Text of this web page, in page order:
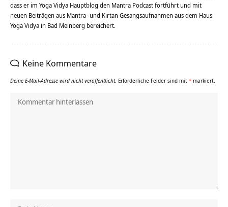
dass er im Yoga Vidya Hauptblog den Mantra Podcast fortführt und mit
neuen Beiträgen aus Mantra- und Kirtan Gesangsaufnahmen aus dem Haus
Yoga Vidya in Bad Meinberg bereichert.
Keine Kommentare
Deine E-Mail-Adresse wird nicht veröffentlicht. Erforderliche Felder sind mit * markiert.